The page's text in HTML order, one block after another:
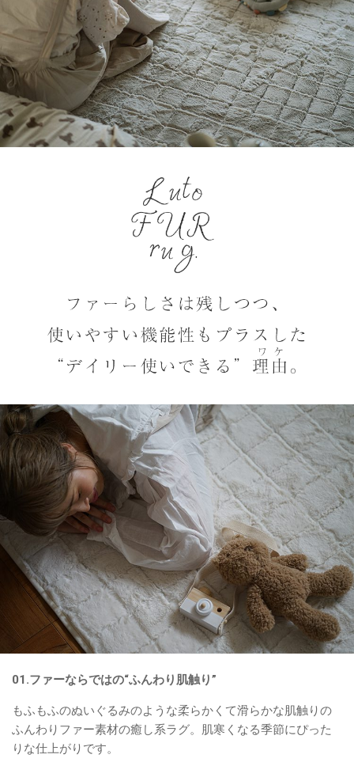
01.ファーならではの“ふんわり肌触り”
もふもふのぬいぐるみのような柔らかくて滑らかな肌触りの
ふんわりファー素材の癒し系ラグ。肌寒くなる季節にぴった
りな仕上がりです。